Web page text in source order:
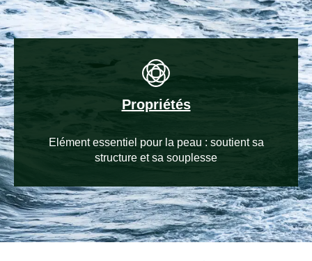
Propriétés
Elément essentiel pour la peau : soutient sa
structure et sa souplesse